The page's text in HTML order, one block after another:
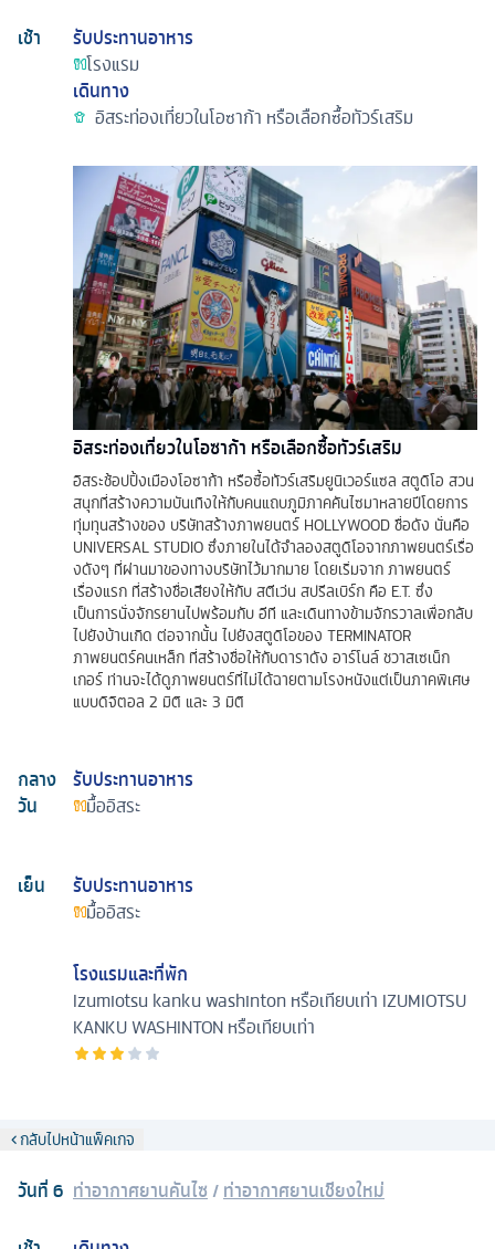
เช้า
รับประทานอาหาร
โรงแรม
เดินทาง
อิสระท่องเที่ยวในโอซาก้า หรือเลือกซื้อทัวร์เสริม
อิสระท่องเที่ยวในโอซาก้า หรือเลือกซื้อทัวร์เสริม
อิสระช้อปปิ้งเมืองโอซาก้า หรือซื้อทัวร์เสริมยูนิเวอร์แซล สตูดิโอ สวน
สนุกที่สร้างความบันเทิงให้กับคนแถบภูมิภาคคันไซมาหลายปีโดยการ
ทุ่มทุนสร้างของ บริษัทสร้างภาพยนตร์ HOLLYWOOD ชื่อดัง นั่นคือ
UNIVERSAL STUDIO ซึ่งภายในได้จำลองสตูดิโอจากภาพยนตร์เรื่อ
งดังๆ ที่ผ่านมาของทางบริษัทไว้มากมาย โดยเริ่มจาก ภาพยนตร์
เรื่องแรก ที่สร้างชื่อเสียงให้กับ สตีเว่น สปรีลเบิร์ก คือ E.T. ซึ่ง
เป็นการนั่งจักรยานไปพร้อมกับ อีที และเดินทางข้ามจักรวาลเพื่อกลับ
ไปยังบ้านเกิด ต่อจากนั้น ไปยังสตูดิโอของ TERMINATOR
ภาพยนตร์คนเหล็ก ที่สร้างชื่อให้กับดาราดัง อาร์โนล์ ชวาสเซเน็ก
เกอร์ ท่านจะได้ดูภาพยนตร์ที่ไม่ได้ฉายตามโรงหนังแต่เป็นภาคพิเศษ
แบบดิจิตอล 2 มิติ และ 3 มิติ
กลาง
วัน
รับประทานอาหาร
มื้ออิสระ
เย็น
รับประทานอาหาร
มื้ออิสระ
โรงแรมและที่พัก
Izumiotsu kanku washinton หรือเทียบเท่า IZUMIOTSU
KANKU WASHINTON หรือเทียบเท่า
กลับไปหน้าแพ็คเกจ
วันที่6 ท่าอากาศยานคันไซ /ท่าอากาศยานเชียงใหม่